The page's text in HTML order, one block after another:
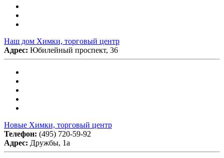
Наш дом Химки, торговый центр
Адрес: Юбилейный проспект, 36
Новые Химки, торговый центр
Телефон: (495) 720-59-92
Адрес: Дружбы, 1а